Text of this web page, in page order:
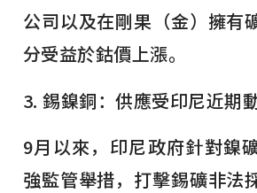
公司以及在剛果（金）擁有
分受益於鈷價上漲。
3. 錫鎳銅：供應受印尼近期
9月以來，印尼政府針對鎳
強監管舉措，打擊錫礦非法